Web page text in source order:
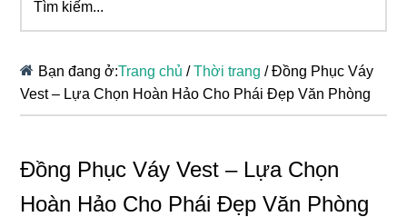
kiếm...
Bạn đang ở:Trang chủ / Thời trang /Đồng Phục Váy
Vest – Lựa Chọn Hoàn Hảo Cho Phái Đẹp Văn Phòng
Đồng Phục Váy Vest – Lựa Chọn
Hoàn Hảo Cho Phái Đẹp Văn Phòng